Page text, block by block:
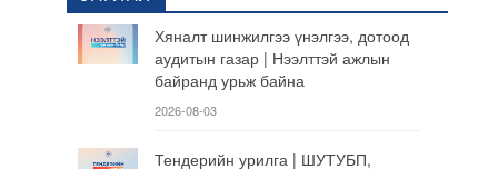
Хяналт шинжилгээ үнэлгээ, дотоод
аудитын газар | Нээлттэй ажлын
байранд урьж байна
2026-08-03
Тендерийн урилга | ШУТУБП,